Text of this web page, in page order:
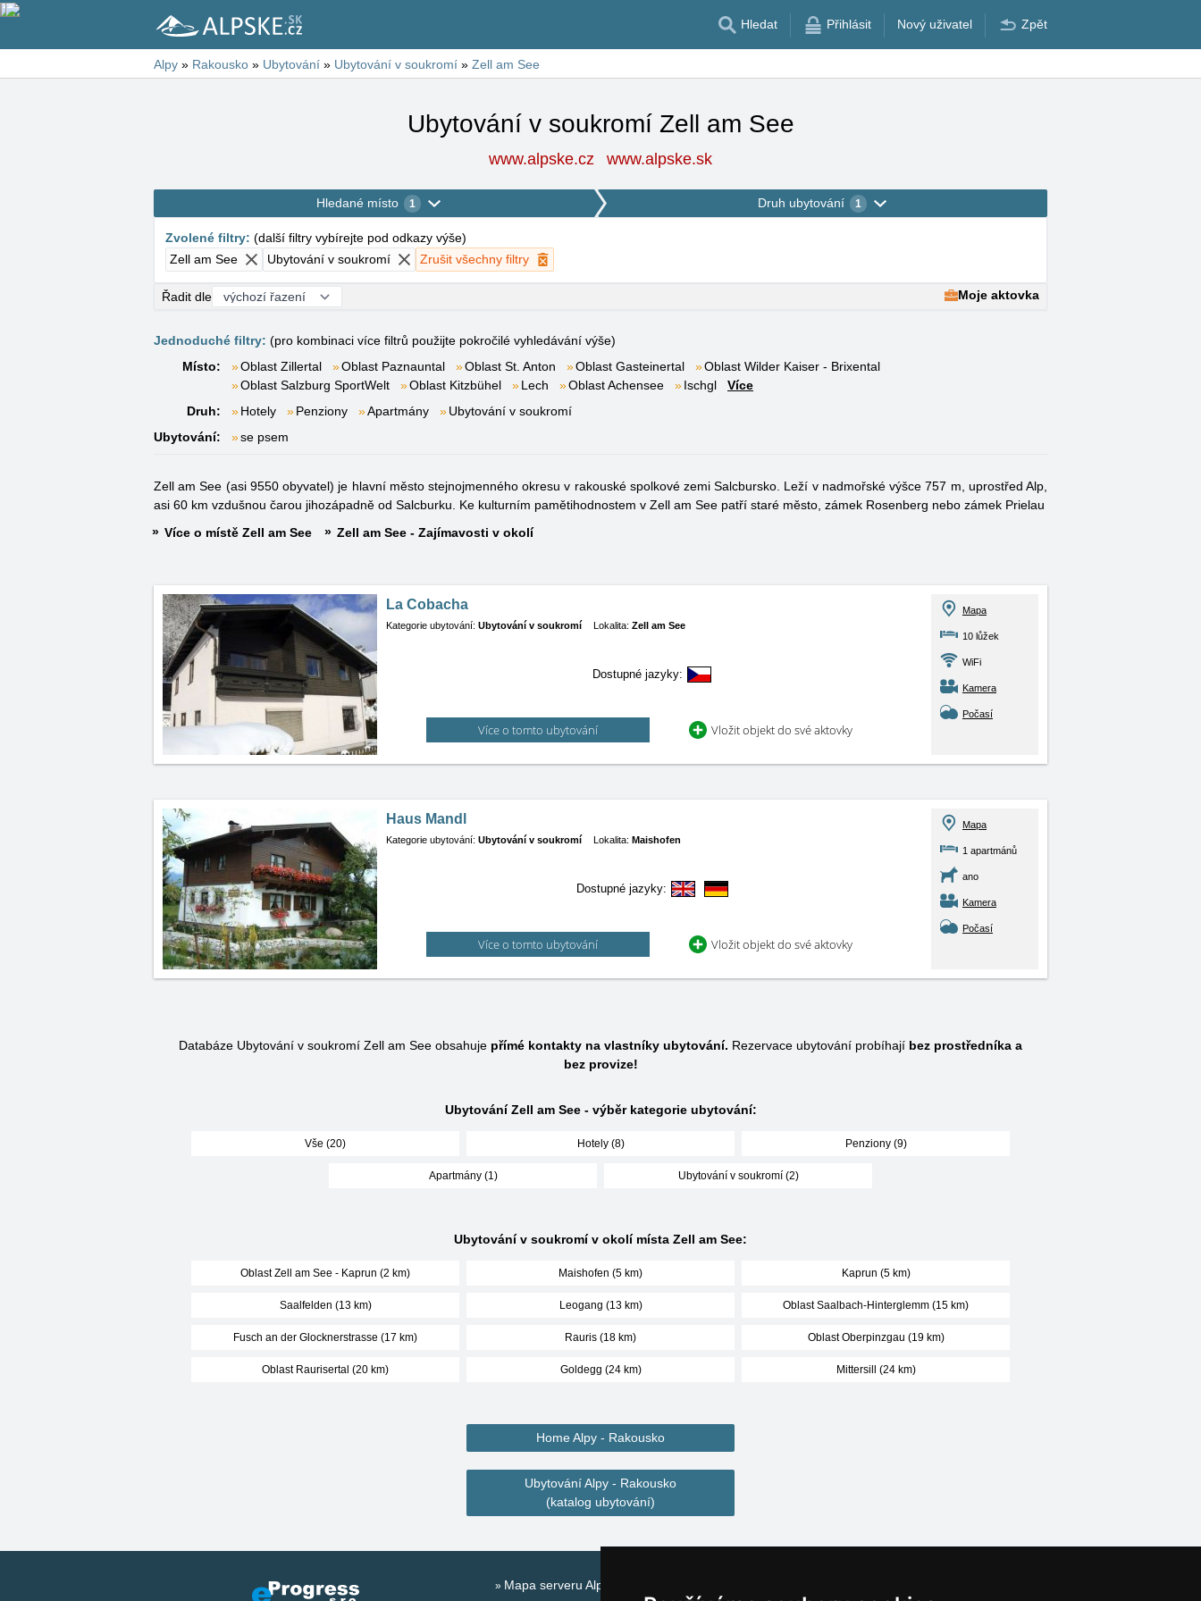
Hledat Přihlásit Nový uživatel Zpět
Alpy » Rakousko » Ubytování » Ubytování v soukromí » Zell am See
Ubytování v soukromí Zell am See
www.alpske.cz www.alpske.sk
Hledané místo 1 Druh ubytování 1
Zvolené filtry: (další filtry vybírejte pod odkazy výše)
Zell am See
Ubytování v soukromí Zrušit všechny filtry
Řadit dle Moje aktovka
Jednoduché filtry: (pro kombinaci více filtrů použijte pokročilé vyhledávání výše)
Místo:
Oblast Zillertal Oblast Paznauntal Oblast St. Anton Oblast Gasteinertal
Oblast Wilder Kaiser - Brixental
Oblast Salzburg SportWelt
Oblast Kitzbühel Lech Oblast Achensee Ischgl
Více
Druh:
Hotely Penziony Apartmány
Ubytování v soukromí
Ubytování:
se psem
Zell am See (asi 9550 obyvatel) je hlavní město stejnojmenného okresu v rakouské spolkové zemi Salcbursko. Leží v nadmořské výšce 757 m, uprostřed Alp,
asi 60 km vzdušnou čarou jihozápadně od Salcburku. Ke kulturním pamětihodnostem v Zell am See patří staré město, zámek Rosenberg nebo zámek Prielau
Více o místě Zell am See
Zell am See - Zajímavosti v okolí
La Cobacha
Kategorie ubytování: Ubytování v soukromí Lokalita: Zell am See
Dostupné jazyky:
Více o tomto ubytování Vložit objekt do své aktovky
Mapa
10 lůžek
WiFi
Kamera
Počasí
Haus Mandl
Kategorie ubytování: Ubytování v soukromí Lokalita: Maishofen
Dostupné jazyky:
Více o tomto ubytování Vložit objekt do své aktovky
Mapa
1 apartmánů
ano
Kamera
Počasí
Databáze Ubytování v soukromí Zell am See obsahuje přímé kontakty na vlastníky ubytování. Rezervace ubytování probíhají bez prostředníka a
bez provize!
Ubytování Zell am See - výběr kategorie ubytování:
Vše (20) Hotely (8) Penziony (9)
Apartmány (1) Ubytování v soukromí (2)
Ubytování v soukromí v okolí místa Zell am See:
Oblast Zell am See - Kaprun (2 km) Maishofen (5 km) Kaprun (5 km)
Saalfelden (13 km) Leogang (13 km) Oblast Saalbach-Hinterglemm (15 km)
Fusch an der Glocknerstrasse (17 km) Rauris (18 km) Oblast Oberpinzgau (19 km)
Oblast Raurisertal (20 km) Goldegg (24 km) Mittersill (24 km)
Home Alpy - Rakousko
Ubytování Alpy - Rakousko
(katalog ubytování)
Mapa serveru Alpy - Rakousko